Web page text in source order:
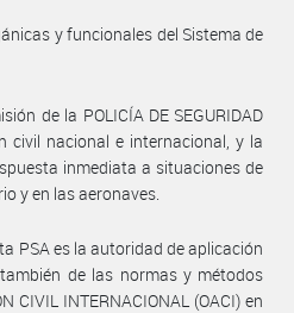
y funcionales del Sistema de
de la POLICÍA DE SEGURIDAD
civil nacional e internacional, y la
inmediata a situaciones de
y en las aeronaves.
PSA es la autoridad de aplicación
de las normas y métodos
CIVIL INTERNACIONAL (OACI) en